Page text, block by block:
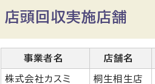
店頭回収実施店舗
事業者名 店舗名
株式会社カスミ 桐生相生店